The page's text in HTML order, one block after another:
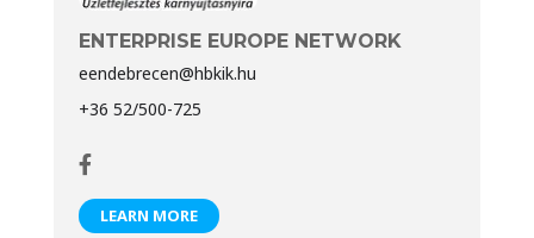
ENTERPRISE EUROPE NETWORK
eendebrecen@hbkik.hu
+36 52/500-725
LEARN MORE